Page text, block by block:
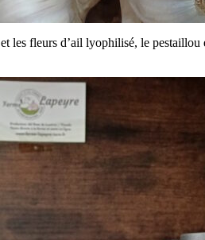
fleurs d’ail lyophilisé, le